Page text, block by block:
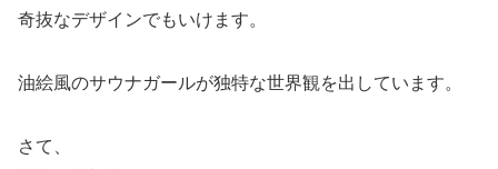
奇抜なデザインでもいけます。
油絵風のサウナガールが独特な世界観を出しています。
さて、